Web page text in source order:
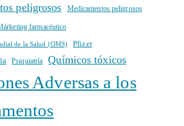
peligrosos Medicamentos peligrosos
farmacéutico
de la Salud (OMS) Pfizer
Psiquiatría Químicos tóxicos
Adversas a los